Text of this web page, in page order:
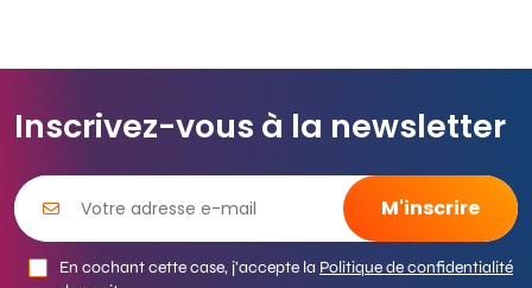
Inscrivez-vous à la newsletter
En cochant cette case, j’accepte la Politique de confidentialité